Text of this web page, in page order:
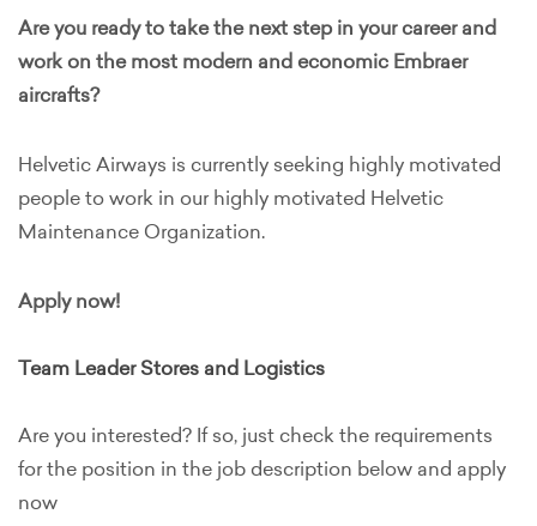
Are you ready to take the next step in your career and
work on the most modern and economic Embraer
aircrafts?
Helvetic Airways is currently seeking highly motivated
people to work in our highly motivated Helvetic
Maintenance Organization.
Apply now!
Team Leader Stores and Logistics
Are you interested? If so, just check the requirements
for the position in the job description below and apply
now